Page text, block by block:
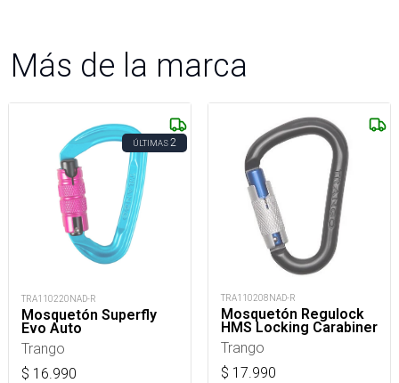
Más de la marca
ÚLTIMAS2
TRA110220NAD-R
Mosquetón Superfly
Evo Auto
Trango
$ 16.990
TRA110208NAD-R
Mosquetón Regulock
HMS Locking Carabiner
Trango
$ 17.990